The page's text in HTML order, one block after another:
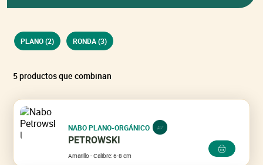
PLANO (2) RONDA (3)
5 productos que combinan
NABO PLANO-ORGÁNICO
PETROWSKI
Amarillo - Calibre: 6-8 cm